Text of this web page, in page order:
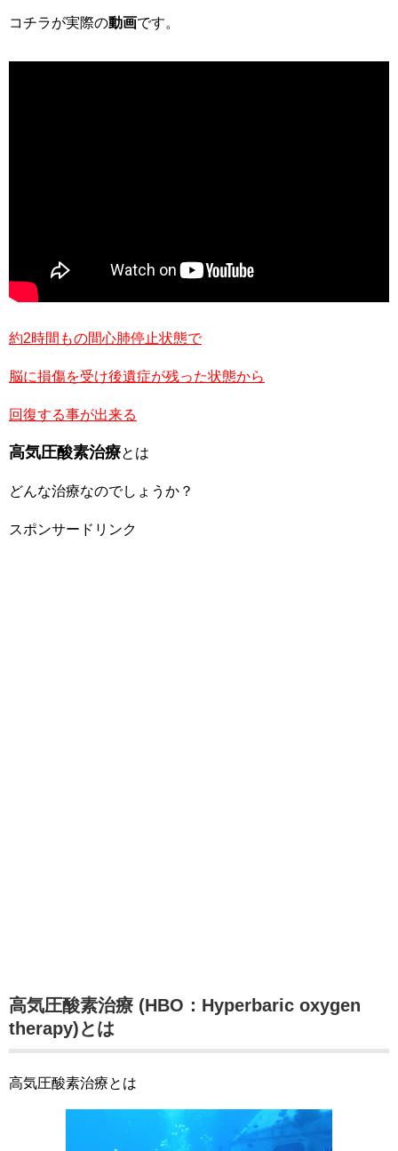
コチラが実際の動画です。
約2時間もの間心肺停止状態で
脳に損傷を受け後遺症が残った状態から
回復する事が出来る
高気圧酸素治療とは
どんな治療なのでしょうか？
スポンサードリンク
高気圧酸素治療 (HBO：Hyperbaric oxygen
therapy)とは
高気圧酸素治療とは